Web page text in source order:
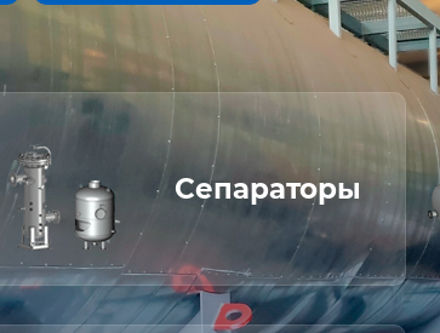
Сепараторы